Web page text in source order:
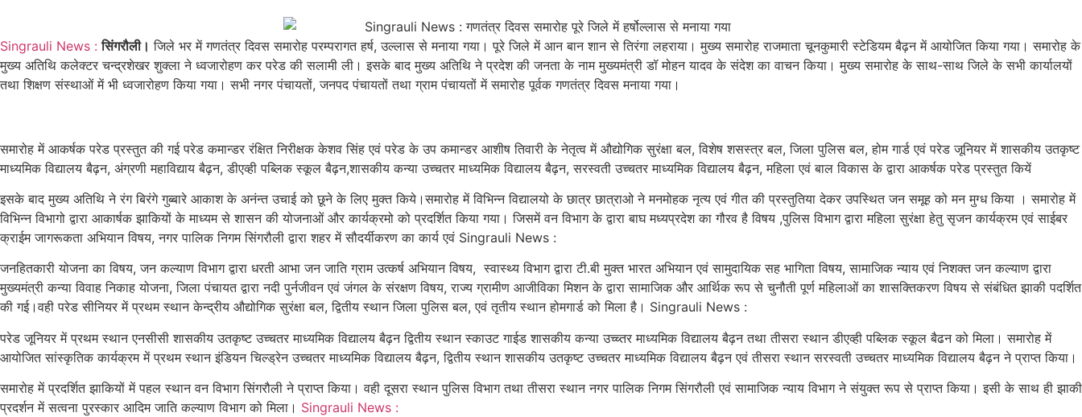
Singrauli News : सिंगरौली। जिले भर में गणतंत्र दिवस समारोह परम्परागत हर्ष, उल्लास से मनाया गया। पूरे जिले में आन बान शान से तिरंगा लहराया। मुख्य समारोह राजमाता चूनकुमारी स्टेडियम बैढ़न में आयोजित किया गया। समारोह के
मुख्य अतिथि कलेक्टर चन्द्रशेखर शुक्ला ने ध्वजारोहण कर परेड की सलामी ली। इसके बाद मुख्य अतिथि ने प्रदेश की जनता के नाम मुख्यमंत्री डॉ मोहन यादव के संदेश का वाचन किया। मुख्य समारोह के साथ-साथ जिले के सभी कार्यालयों
तथा शिक्षण संस्थाओं में भी ध्वजारोहण किया गया। सभी नगर पंचायतों, जनपद पंचायतों तथा ग्राम पंचायतों में समारोह पूर्वक गणतंत्र दिवस मनाया गया।
समारोह में आकर्षक परेड प्रस्तुत की गई परेड कमान्डर रंक्षित निरीक्षक केशव सिंह एवं परेड के उप कमान्डर आशीष तिवारी के नेतृत्व में औद्योगिक सुरंक्षा बल, विशेष शसस्त्र बल, जिला पुलिस बल, होम गार्ड एवं परेड जूनियर में शासकीय उतकृष्ट
माध्यमिक विद्यालय बैढ़न, अंग्रणी महाविद्याय बैढ़न, डीएव्ही पब्लिक स्कूल बैढ़न,शासकीय कन्या उच्चतर माध्यमिक विद्यालय बैढ़न, सरस्वती उच्चतर माध्यमिक विद्यालय बैढ़न, महिला एवं बाल विकास के द्वारा आकर्षक परेड प्रस्तुत कियें
इसके बाद मुख्य अतिथि ने रंग बिरंगे गुब्बारे आकाश के अनंन्त उचाई को छूने के लिए मुक्त किये।समारोह में विभिन्न विद्यालयो के छात्र छात्राओ ने मनमोहक नृत्य एवं गीत की प्रस्तुतिया देकर उपस्थित जन समूह को मन मुग्ध किया । समारोह में
विभिन्न विभागो द्वारा आकार्षक झाकियों के माध्यम से शासन की योजनाओं और कार्यक्रमो को प्रदर्शित किया गया। जिसमें वन विभाग के द्वारा बाघ मध्यप्रदेश का गौरव है विषय ,पुलिस विभाग द्वारा महिला सुरंक्षा हेतु सृजन कार्यक्रम एवं साईबर
क्राईम जागरूकता अभियान विषय, नगर पालिक निगम सिंगरौली द्वारा शहर में सौदर्यीकरण का कार्य एवं Singrauli News :
जनहितकारी योजना का विषय, जन कल्याण विभाग द्वारा धरती आभा जन जाति ग्राम उत्कर्ष अभियान विषय, स्वास्थ्य विभाग द्वारा टी.बी मुक्त भारत अभियान एवं सामुदायिक सह भागिता विषय, सामाजिक न्याय एवं निशक्त जन कल्याण द्वारा
मुख्यमंत्री कन्या विवाह निकाह योजना, जिला पंचायत द्वारा नदी पुर्नजीवन एवं जंगल के संरक्षण विषय, राज्य ग्रामीण आजीविका मिशन के द्वारा सामाजिक और आर्थिक रूप से चुनौती पूर्ण महिलाओं का शासक्तिकरण विषय से संबंधित झाकी पदर्शित
की गई।वही परेड सीनियर में प्रथम स्थान केन्द्रीय औद्योगिक सुरंक्षा बल, द्वितीय स्थान जिला पुलिस बल, एवं तृतीय स्थान होमगार्ड को मिला है। Singrauli News :
परेड जूनियर में प्रथम स्थान एनसीसी शासकीय उतकृष्ट उच्चतर माध्यमिक विद्यालय बैढ़न द्वितीय स्थान स्काउट गाईड शासकीय कन्या उच्च्तर माध्यमिक विद्यालय बैढ़न तथा तीसरा स्थान डीएव्ही पब्लिक स्कूल बैढन को मिला। समारोह में
आयोजित सांस्कृतिक कार्यक्रम में प्रथम स्थान इंडियन चिल्ड्रेन उच्चतर माध्यमिक विद्यालय बैढ़न, द्वितीय स्थान शासकीय उतकृष्ट उच्चतर माध्यमिक विद्यालय बैढ़न एवं तीसरा स्थान सरस्वती उच्चतर माध्यमिक विद्यालय बैढ़न ने प्राप्त किया।
समारोह में प्रदर्शित झाकियों में पहल स्थान वन विभाग सिंगरौली ने प्राप्त किया। वही दूसरा स्थान पुलिस विभाग तथा तीसरा स्थान नगर पालिक निगम सिंगरौली एवं सामाजिक न्याय विभाग ने संयुक्त रूप से प्राप्त किया। इसी के साथ ही झाकी
प्रदर्शन में सत्वना पुरस्कार आदिम जाति कल्याण विभाग को मिला। Singrauli News :